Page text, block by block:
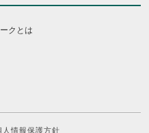
クとは
人情報保護方針